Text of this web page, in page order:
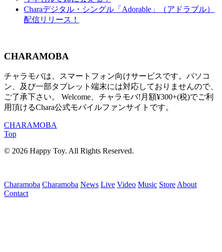
Charaデジタル・シングル「Adorable」（アドラブル）
配信リリース！
CHARAMOBA
チャラモバは、スマートフォン向けサービスです。パソコ
ン、及び一部タブレット端末には対応しておりませんので、
ご了承下さい。 Welcome、チャラモバ!月額¥300+(税)でご利
用頂けるChara公式モバイルファンサイトです。
CHARAMOBA
Top
© 2026 Happy Toy. All Rights Reserved.
Charamoba Charamoba News Live Video Music Store About
Contact